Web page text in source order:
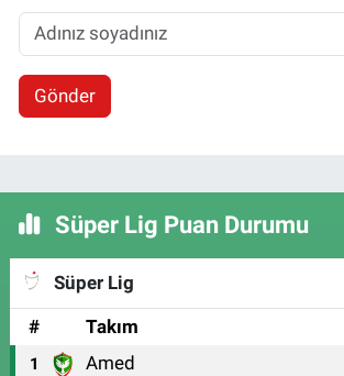
Gönder
Süper Lig Puan Durumu
Süper Lig
#
Takım
1 Amed